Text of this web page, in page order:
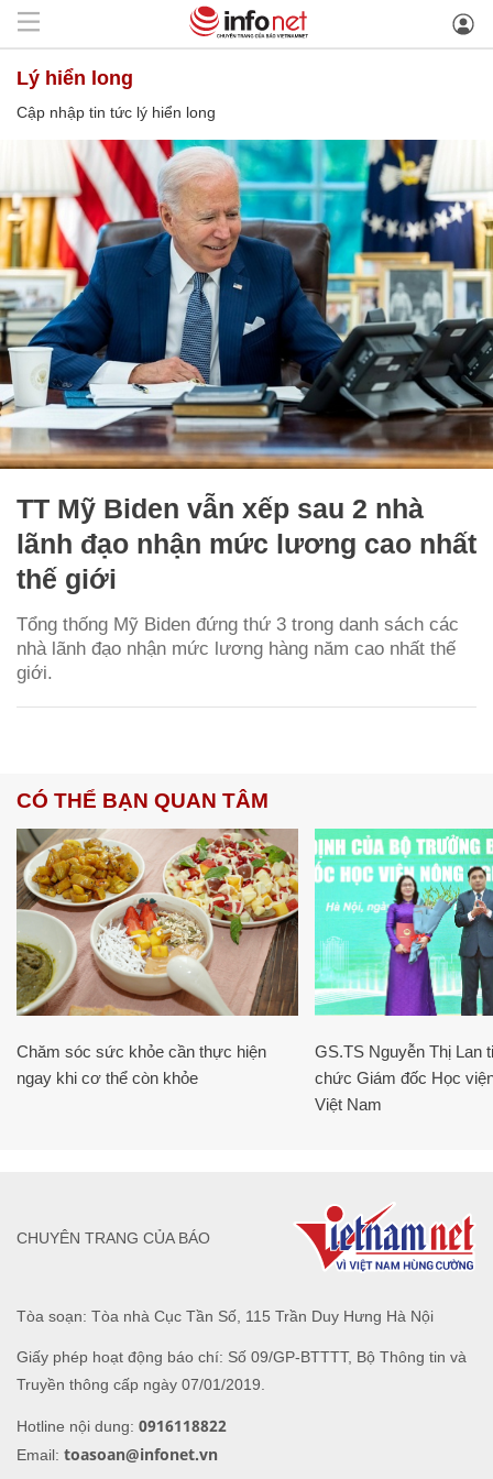
lý hiển long
Cập nhập tin tức lý hiển long
TT Mỹ Biden vẫn xếp sau 2 nhà
lãnh đạo nhận mức lương cao nhất
thế giới
Tổng thống Mỹ Biden đứng thứ 3 trong danh sách các
nhà lãnh đạo nhận mức lương hàng năm cao nhất thế
giới.
CÓ THỂ BẠN QUAN TÂM
Chăm sóc sức khỏe cần thực hiện
ngay khi cơ thể còn khỏe
GS.TS Nguyễn Thị Lan
chức Giám đốc Học
Việt Nam
Tòa soạn: Tòa nhà Cục Tần Số, 115 Trần Duy Hưng Hà Nội
Giấy phép hoạt động báo chí: Số 09/GP-BTTTT, Bộ Thông tin và
Truyền thông cấp ngày 07/01/2019.
Hotline nội dung: 0916118822
Email: toasoan@infonet.vn
CHUYÊN TRANG CỦA BÁO